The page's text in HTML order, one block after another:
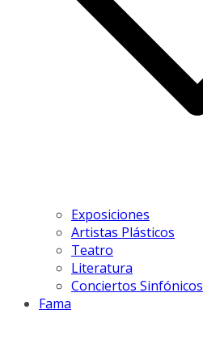
Exposiciones
Artistas Plásticos
Teatro
Literatura
Conciertos Sinfónicos
Fama